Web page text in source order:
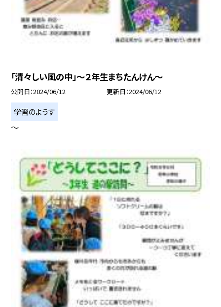
「清々しい風の中」〜２年生まちたんけん〜
公開日 2024/06/12 更新日 2024/06/12
学習のようす
〜